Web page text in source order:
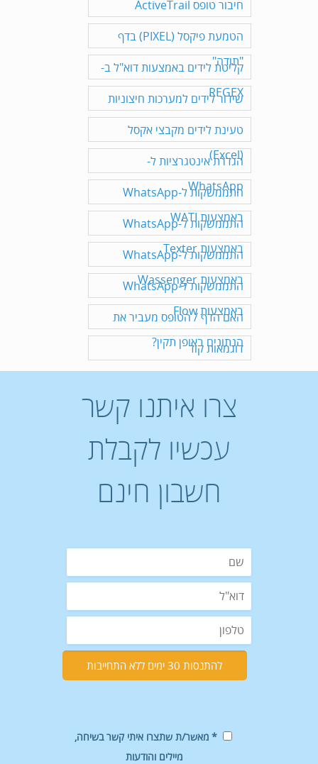
חיבור טופס ActiveTrail
הטמעת פיקסל (PIXEL) בדף
"תודה"
קליטת לידים באמצעות דוא"ל ב-
REGEX
שידור לידים למערכות חיצוניות
טעינת לידים מקבצי אקסל
(Excel)הגדרת אינטגרציות ל-
WhatsApp
התממשקות ל-WhatsApp
באמצעות WATI
התממשקות ל-WhatsApp
באמצעות Texter
התממשקות ל-WhatsApp
באמצעות Wassenger
התממשקות ל-WhatsApp
באמצעות Flow
האם הדף / הטופס מעביר את
הנתונים באופן תקין?
דוגמאות קוד
צרו איתנו קשר
עכשיו לקבלת
חשבון חינם
* מאשר/ת שתצרו איתי קשר בשיחה,
מיילים והודעות